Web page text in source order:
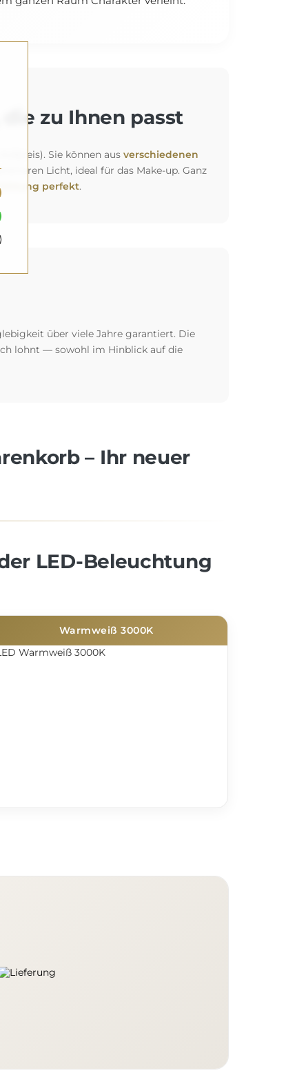
zu Ihnen passt
Sie können aus verschiedenen
Licht, ideal für das Make-up. Ganz
perfekt.
über viele Jahre garantiert. Die
lohnt — sowohl im Hinblick auf die
– Ihr neuer
LED-Beleuchtung
Warmweiß 3000K